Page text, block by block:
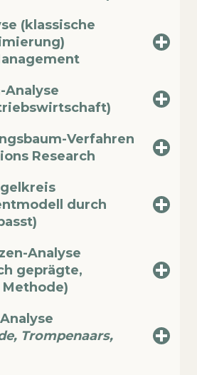
(klassische
Analyse
Verfahren
Research
durch
Analyse
geprägte,
Trompenaars,